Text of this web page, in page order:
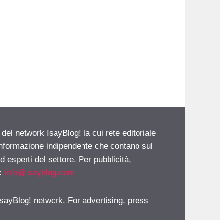
del network IsayBlog! la cui rete editoriale
indipendente che contano sul
esperti del settore. Per pubblicità,
info@isayblog.com
network. For advertising, press